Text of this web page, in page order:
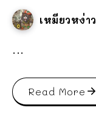
เหมียวหง่าว
...
Read More